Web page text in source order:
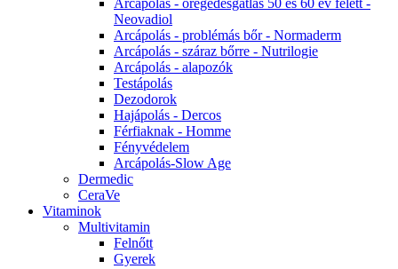
Arcápolás - öregedésgátlás 50 és 60 év felett -
Neovadiol
Arcápolás - problémás bőr - Normaderm
Arcápolás - száraz bőrre - Nutrilogie
Arcápolás - alapozók
Testápolás
Dezodorok
Hajápolás - Dercos
Férfiaknak - Homme
Fényvédelem
Arcápolás-Slow Age
Dermedic
CeraVe
Vitaminok
Multivitamin
Felnőtt
Gyerek